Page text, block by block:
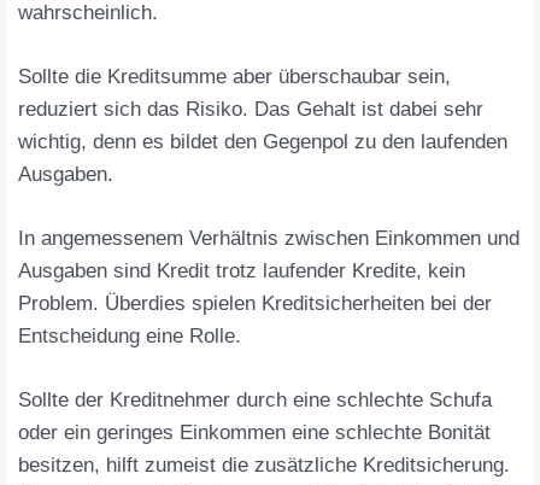
wahrscheinlich.
Sollte die Kreditsumme aber überschaubar sein,
reduziert sich das Risiko. Das Gehalt ist dabei sehr
wichtig, denn es bildet den Gegenpol zu den laufenden
Ausgaben.
In angemessenem Verhältnis zwischen Einkommen und
Ausgaben sind Kredit trotz laufender Kredite, kein
Problem. Überdies spielen Kreditsicherheiten bei der
Entscheidung eine Rolle.
Sollte der Kreditnehmer durch eine schlechte Schufa
oder ein geringes Einkommen eine schlechte Bonität
besitzen, hilft zumeist die zusätzliche Kreditsicherung.